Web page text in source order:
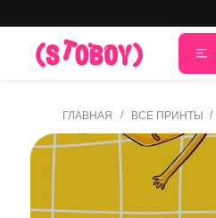
/
ГЛАВНАЯ ВСЕ ПРИНТЫ /